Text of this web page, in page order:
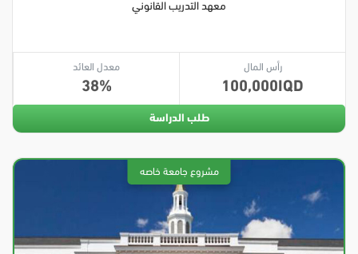
معهد التدريب القانوني
رأس المال
100,000
معدل العائد
38
طلب الدراسة